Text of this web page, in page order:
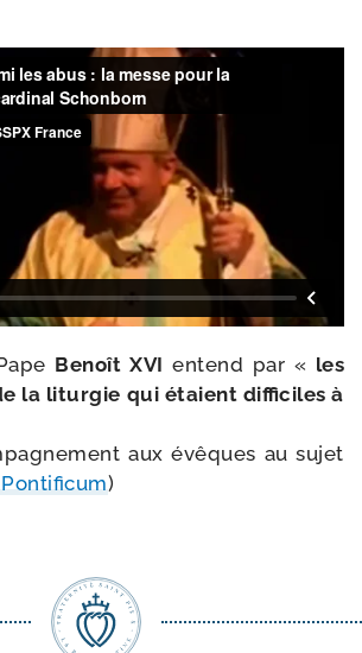
Benoît XVI entend par « les
la litur­gie qui étaient dif­fi­ciles à
aux évêques au sujet
)